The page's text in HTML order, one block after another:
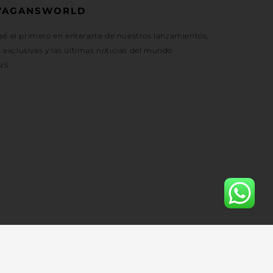
el primero en enterarte de nuestros lanzamientos,
exclusivas y las últimas noticias del mundo